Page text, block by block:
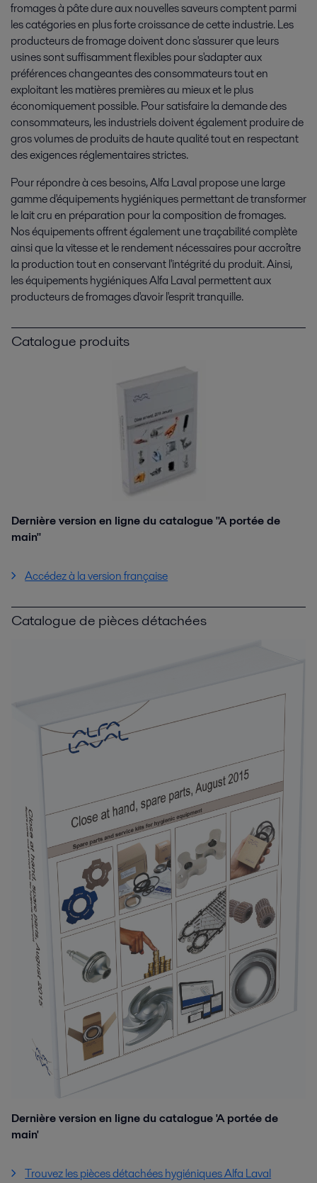
fromages à pâte dure aux nouvelles saveurs comptent parmi
les catégories en plus forte croissance de cette industrie. Les
producteurs de fromage doivent donc s'assurer que leurs
usines sont suffisamment flexibles pour s'adapter aux
préférences changeantes des consommateurs tout en
exploitant les matières premières au mieux et le plus
économiquement possible. Pour satisfaire la demande des
consommateurs, les industriels doivent également produire de
gros volumes de produits de haute qualité tout en respectant
des exigences réglementaires strictes.
Pour répondre à ces besoins, Alfa Laval propose une large
gamme d'équipements hygiéniques permettant de transformer
le lait cru en préparation pour la composition de fromages.
Nos équipements offrent également une traçabilité complète
ainsi que la vitesse et le rendement nécessaires pour accroître
la production tout en conservant l'intégrité du produit. Ainsi,
les équipements hygiéniques Alfa Laval permettent aux
producteurs de fromages d'avoir l'esprit tranquille.
Catalogue produits
Dernière version en ligne du catalogue "A portée de
main"
Accédez à la version française
Catalogue de pièces détachées
Dernière version en ligne du catalogue 'A portée de
main'
Trouvez les pièces détachées hygiéniques Alfa Laval